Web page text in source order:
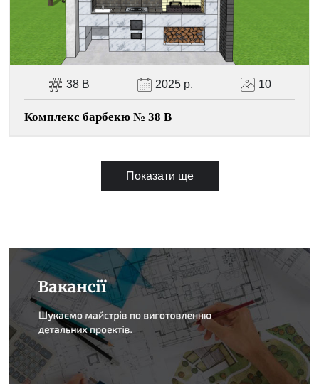
38 В 2025 р. 10
Комплекс барбекю № 38 В
Показати ще